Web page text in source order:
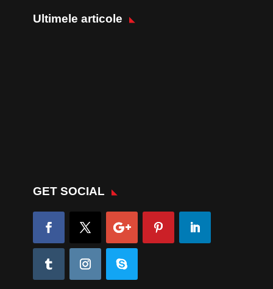
Ultimele articole
GET SOCIAL